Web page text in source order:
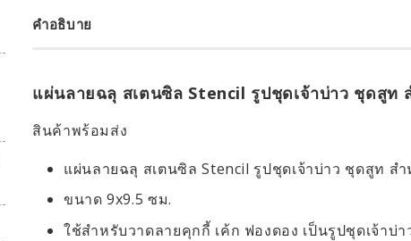
คำอธิบาย
แผ่นลายฉลุ สเตนซิล Stencil รูปชุดเจ้าบ่าว ชุดสูท
สินค้าพร้อมส่ง
แผ่นลายฉลุ สเตนซิล Stencil รูปชุดเจ้าบ่าว ชุดสูท ส
ขนาด 9x9.5 ซม.
ใช้สำหรับวาดลายคุกกี้ เค้ก ฟองดอง เป็นรูปชุดเจ้าบ่